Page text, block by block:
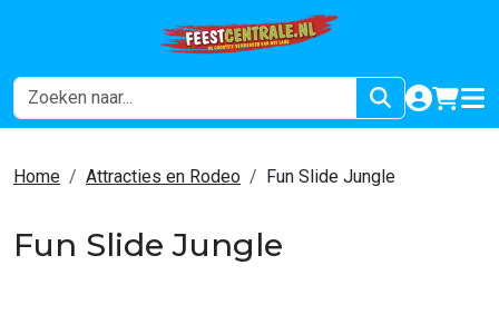
naar
Home Attracties en Rodeo Fun Slide Jungle
Fun Slide Jungle